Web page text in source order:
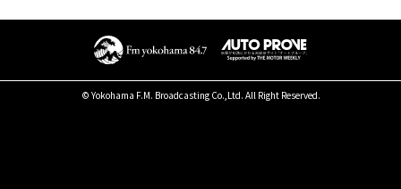
© Yokohama F.M. Broadcasting Co.,Ltd. All Right Reserved.